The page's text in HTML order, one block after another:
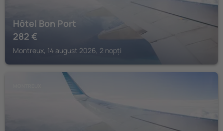
Hôtel Bon Port
282 €
Montreux, 14 august 2026, 2 nopți